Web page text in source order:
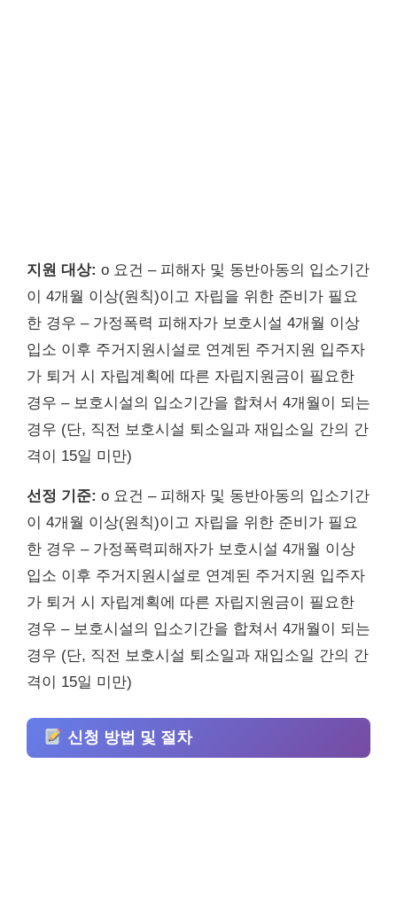
지원 대상: o 요건 – 피해자 및 동반아동의 입소기간
이 4개월 이상(원칙)이고 자립을 위한 준비가 필요
한 경우 – 가정폭력 피해자가 보호시설 4개월 이상
입소 이후 주거지원시설로 연계된 주거지원 입주자
가 퇴거 시 자립계획에 따른 자립지원금이 필요한
경우 – 보호시설의 입소기간을 합쳐서 4개월이 되는
경우 (단, 직전 보호시설 퇴소일과 재입소일 간의 간
격이 15일 미만)
선정 기준: o 요건 – 피해자 및 동반아동의 입소기간
이 4개월 이상(원칙)이고 자립을 위한 준비가 필요
한 경우 – 가정폭력피해자가 보호시설 4개월 이상
입소 이후 주거지원시설로 연계된 주거지원 입주자
가 퇴거 시 자립계획에 따른 자립지원금이 필요한
경우 – 보호시설의 입소기간을 합쳐서 4개월이 되는
경우 (단, 직전 보호시설 퇴소일과 재입소일 간의 간
격이 15일 미만)
신청 방법 및 절차